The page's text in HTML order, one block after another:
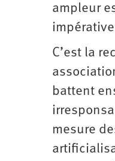
d’été
2022
ampleur
C’est la
battent
mesure